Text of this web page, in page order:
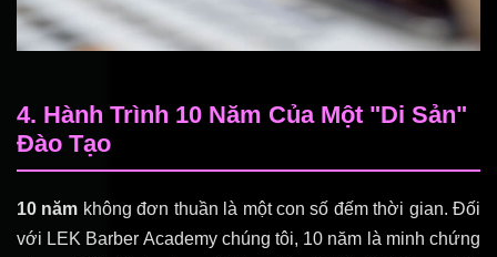
4. Hành Trình 10 Năm Của Một "Di Sản"
Đào Tạo
10 năm không đơn thuần là một con số đếm thời gian. Đối
với LEK Barber Academy chúng tôi, 10 năm là minh chứng